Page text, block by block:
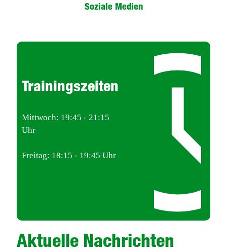
Soziale Medien
Trainingszeiten
Mittwoch: 19:45 - 21:15
Uhr
Freitag: 18:15 - 19:45 Uhr
Aktuelle Nachrichten